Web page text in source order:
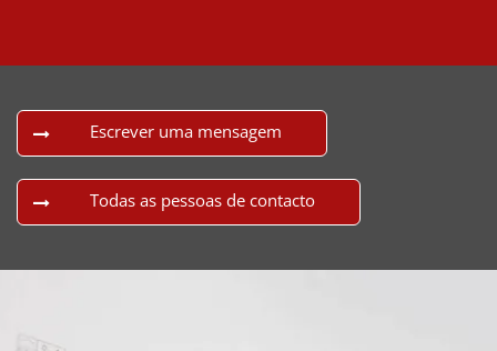
Escrever uma mensagem
Todas as pessoas de contacto